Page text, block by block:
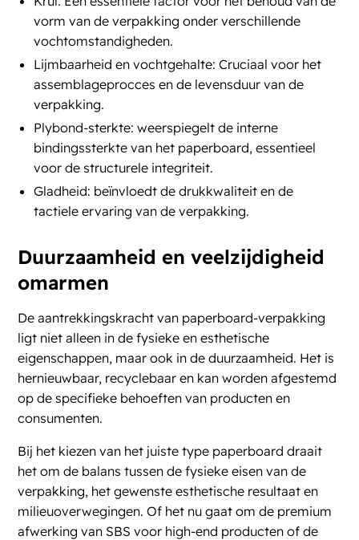
vorm van de verpakking onder verschillende
vochtomstandigheden.
Lijmbaarheid en vochtgehalte: Cruciaal voor het
assemblageprocces en de levensduur van de
verpakking.
Plybond-sterkte: weerspiegelt de interne
bindingssterkte van het paperboard, essentieel
voor de structurele integriteit.
Gladheid: beïnvloedt de drukkwaliteit en de
tactiele ervaring van de verpakking​​.
Duurzaamheid en veelzijdigheid
omarmen
De aantrekkingskracht van paperboard-verpakking
ligt niet alleen in de fysieke en esthetische
eigenschappen, maar ook in de duurzaamheid. Het is
hernieuwbaar, recyclebaar en kan worden afgestemd
op de specifieke behoeften van producten en
consumenten.
Bij het kiezen van het juiste type paperboard draait
het om de balans tussen de fysieke eisen van de
verpakking, het gewenste esthetische resultaat en
milieuoverwegingen. Of het nu gaat om de premium
afwerking van SBS voor high-end producten of de